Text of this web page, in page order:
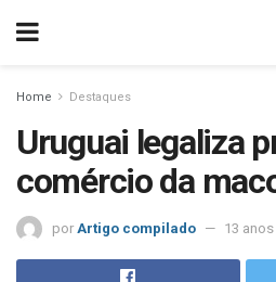
Home Destaques
Uruguai legaliza
comércio da
por Artigo compilado 13